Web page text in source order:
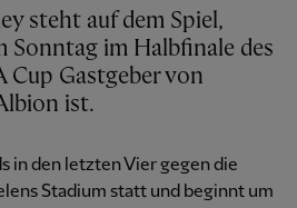
steht auf dem Spiel,
Sonntag im Halbfinale des
Cup Gastgeber von
ist.
in den letzten Vier gegen die
Stadium statt und beginnt um